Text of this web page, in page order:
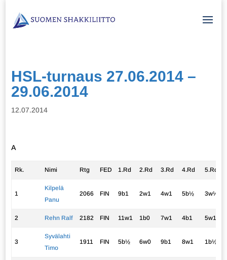
HSL-turnaus 27.06.2014 –
29.06.2014
12.07.2014
A
Rk. Nimi Rtg FED 1.Rd 2.Rd 3.Rd 4.Rd 5.Rd
1
Kilpelä
Panu
2066 FIN 9b1 2w1 4w1 5b½ 3w½
2 Rehn Ralf 2182 FIN 11w1 1b0 7w1 4b1 5w1
3
Syvälahti
Timo
1911 FIN 5b½ 6w0 9b1 8w1 1b½